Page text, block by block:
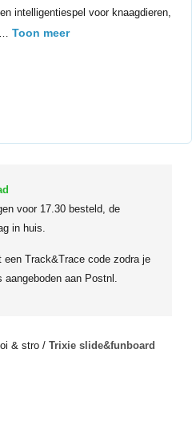
intelligentiespel voor knaagdieren,
Toon meer
voor 17.30 besteld, de
in huis.
een Track&Trace code zodra je
aangeboden aan Postnl.
& stro / Trixie slide&funboard